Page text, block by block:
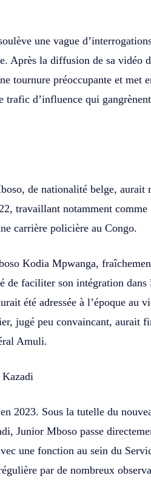
une vague
Après la diffusion de sa vidéo
tournure préoccupante et met
trafic d’influence qui
de nationalité belge, aurait
travaillant notamment comme
carrière policière au Congo.
Kodia Mpwanga,
de faciliter son intégration dans
été adressée à l’époque au
jugé peu convaincant, aurait
Amuli.
Kazadi
2023. Sous la tutelle du
Junior Mboso passe
une fonction au sein du
par de nombreux